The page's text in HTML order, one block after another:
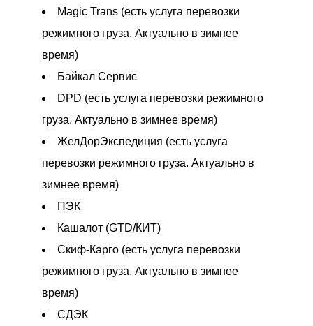
Magic Trans (есть услуга перевозки
режимного груза. Актуально в зимнее
время)
Байкал Сервис
DPD (есть услуга перевозки режимного
груза. Актуально в зимнее время)
ЖелДорЭкспедиция (есть услуга
перевозки режимного груза. Актуально в
зимнее время)
ПЭК
Кашалот (GTD/КИТ)
Скиф-Карго (есть услуга перевозки
режимного груза. Актуально в зимнее
время)
СДЭК